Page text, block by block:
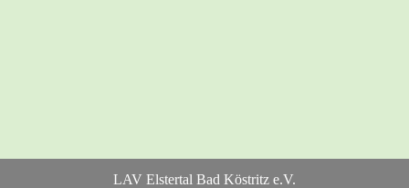
LAV Elstertal Bad Köstritz e.V.